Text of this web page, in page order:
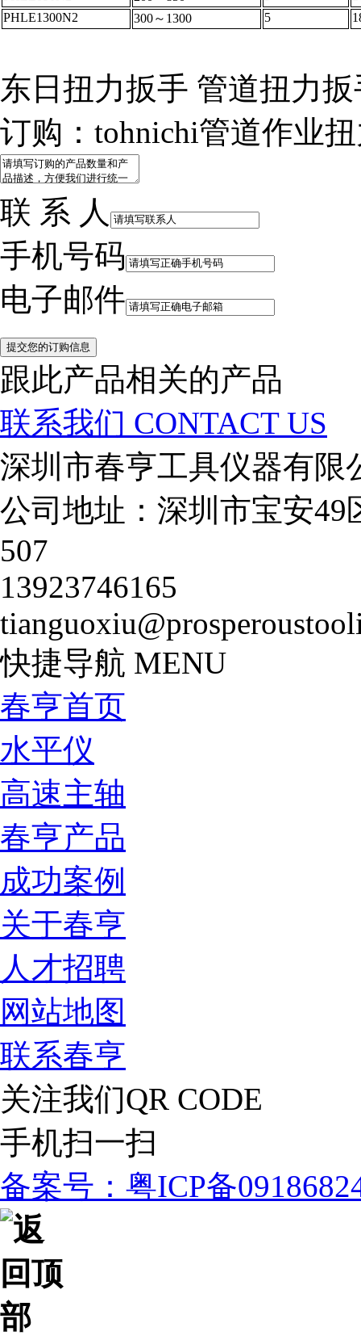
PHLE1300N2
300～1300 5
东日扭力扳手 管道扭力扳
订购：tohnichi管道作业
联 系 人
手机号码
电子邮件
跟此产品相关的产品
联系我们 CONTACT US
深圳市春亨工具仪器有限
公司地址：深圳市宝安
507
13923746165
快捷导航 MENU
春亨首页
水平仪
高速主轴
春亨产品
成功案例
关于春亨
人才招聘
网站地图
联系春亨
关注我们QR CODE
手机扫一扫
备案号：粤ICP备